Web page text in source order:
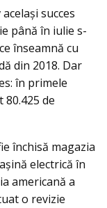
succes
până în iulie s-
înseamnă cu
din 2018. Dar
în primele
de
închisă magazia
electrică în
americană a
o revizie